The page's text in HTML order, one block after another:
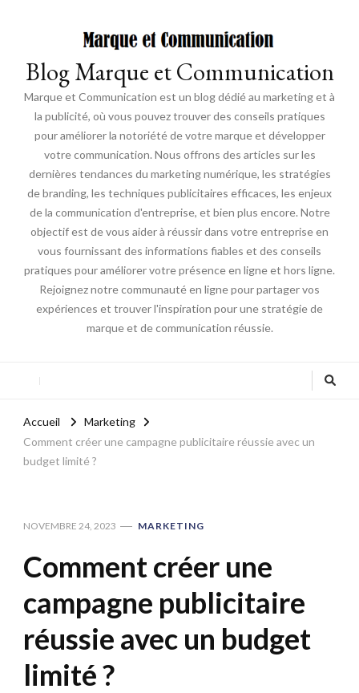
Blog Marque et Communication
Marque et Communication est un blog dédié au marketing et à
la publicité, où vous pouvez trouver des conseils pratiques
pour améliorer la notoriété de votre marque et développer
votre communication. Nous offrons des articles sur les
dernières tendances du marketing numérique, les stratégies
de branding, les techniques publicitaires efficaces, les enjeux
de la communication d'entreprise, et bien plus encore. Notre
objectif est de vous aider à réussir dans votre entreprise en
vous fournissant des informations fiables et des conseils
pratiques pour améliorer votre présence en ligne et hors ligne.
Rejoignez notre communauté en ligne pour partager vos
expériences et trouver l'inspiration pour une stratégie de
marque et de communication réussie.
Accueil
Marketing
Comment créer une campagne publicitaire réussie avec un
budget limité ?
NOVEMBRE 24, 2023 MARKETING
Comment créer une
campagne publicitaire
réussie avec un budget
limité ?